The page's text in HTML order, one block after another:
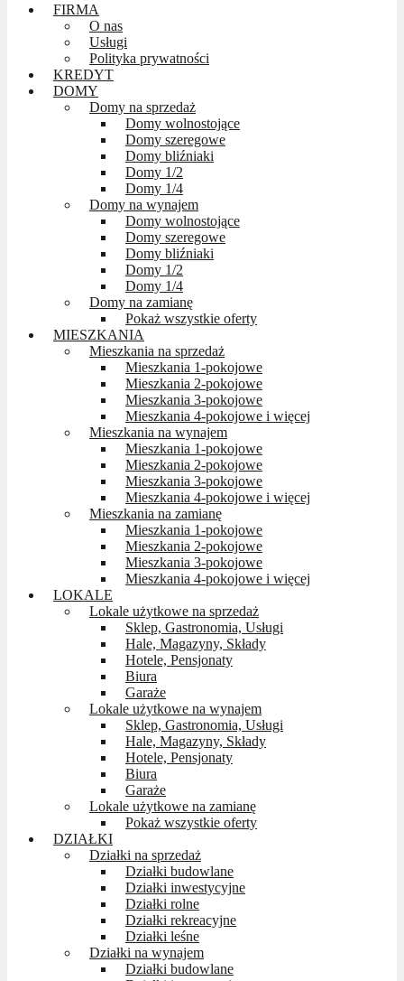
FIRMA
O nas
Usługi
Polityka prywatności
KREDYT
DOMY
Domy na sprzedaż
Domy wolnostojące
Domy szeregowe
Domy bliźniaki
Domy 1/2
Domy 1/4
Domy na wynajem
Domy wolnostojące
Domy szeregowe
Domy bliźniaki
Domy 1/2
Domy 1/4
Domy na zamianę
Pokaż wszystkie oferty
MIESZKANIA
Mieszkania na sprzedaż
Mieszkania 1-pokojowe
Mieszkania 2-pokojowe
Mieszkania 3-pokojowe
Mieszkania 4-pokojowe i więcej
Mieszkania na wynajem
Mieszkania 1-pokojowe
Mieszkania 2-pokojowe
Mieszkania 3-pokojowe
Mieszkania 4-pokojowe i więcej
Mieszkania na zamianę
Mieszkania 1-pokojowe
Mieszkania 2-pokojowe
Mieszkania 3-pokojowe
Mieszkania 4-pokojowe i więcej
LOKALE
Lokale użytkowe na sprzedaż
Sklep, Gastronomia, Usługi
Hale, Magazyny, Składy
Hotele, Pensjonaty
Biura
Garaże
Lokale użytkowe na wynajem
Sklep, Gastronomia, Usługi
Hale, Magazyny, Składy
Hotele, Pensjonaty
Biura
Garaże
Lokale użytkowe na zamianę
Pokaż wszystkie oferty
DZIAŁKI
Działki na sprzedaż
Działki budowlane
Działki inwestycyjne
Działki rolne
Działki rekreacyjne
Działki leśne
Działki na wynajem
Działki budowlane